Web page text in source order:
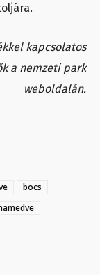
kapcsolatos
a nemzeti park
weboldalán.
bocs